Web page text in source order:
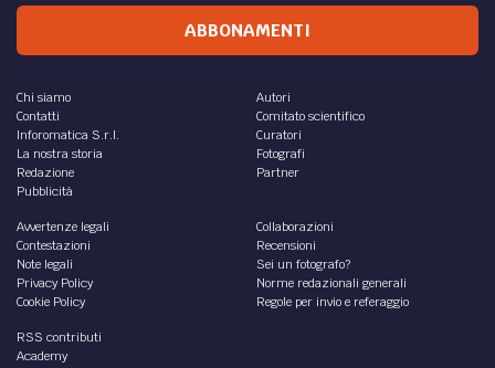
ABBONAMENTI
Chi siamo
Contatti
Inforomatica S.r.l.
La nostra storia
Redazione
Pubblicità
Autori
Comitato scientifico
Curatori
Fotografi
Partner
Avvertenze legali
Contestazioni
Note legali
Privacy Policy
Cookie Policy
Collaborazioni
Recensioni
Sei un fotografo?
Norme redazionali generali
Regole per invio e referaggio
RSS contributi
Academy